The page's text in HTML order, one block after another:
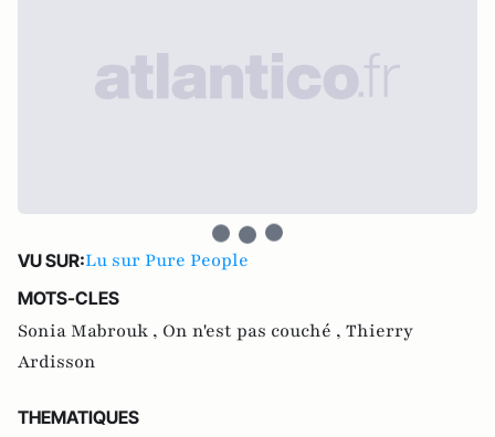
VU SUR:Lu sur Pure People
MOTS-CLES
Sonia Mabrouk , On n'est pas couché , Thierry
Ardisson
THEMATIQUES